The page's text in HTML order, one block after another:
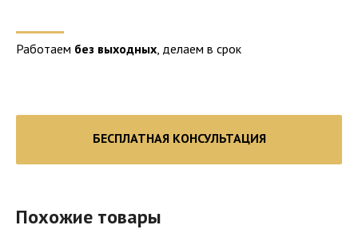
Работаем без выходных, делаем в срок
БЕСПЛАТНАЯ КОНСУЛЬТАЦИЯ
Похожие товары